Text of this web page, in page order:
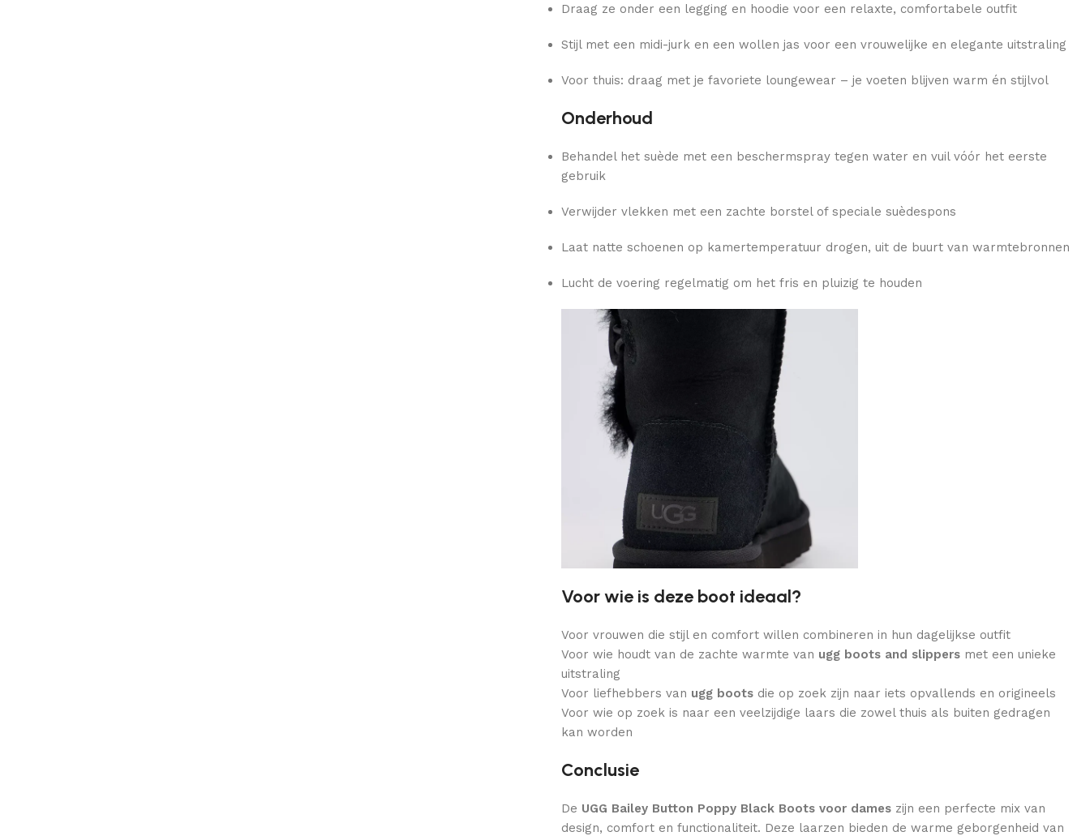
Draag ze onder een legging en hoodie voor een relaxte, comfortabele outfit
Stijl met een midi-jurk en een wollen jas voor een vrouwelijke en elegante uitstraling
Voor thuis: draag met je favoriete loungewear – je voeten blijven warm én stijlvol
Onderhoud
Behandel het suède met een beschermspray tegen water en vuil vóór het eerste
gebruik
Verwijder vlekken met een zachte borstel of speciale suèdespons
Laat natte schoenen op kamertemperatuur drogen, uit de buurt van warmtebronnen
Lucht de voering regelmatig om het fris en pluizig te houden
Voor wie is deze boot ideaal?
Voor vrouwen die stijl en comfort willen combineren in hun dagelijkse outfit
Voor wie houdt van de zachte warmte van ugg boots and slippers met een unieke
uitstraling
Voor liefhebbers van ugg boots die op zoek zijn naar iets opvallends en origineels
Voor wie op zoek is naar een veelzijdige laars die zowel thuis als buiten gedragen
kan worden
Conclusie
De UGG Bailey Button Poppy Black Boots voor dames zijn een perfecte mix van
design, comfort en functionaliteit. Deze laarzen bieden de warme geborgenheid van